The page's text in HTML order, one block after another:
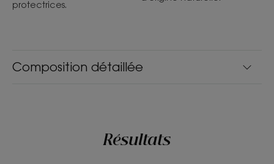
Composition détaillée
protectrices.
Résultats